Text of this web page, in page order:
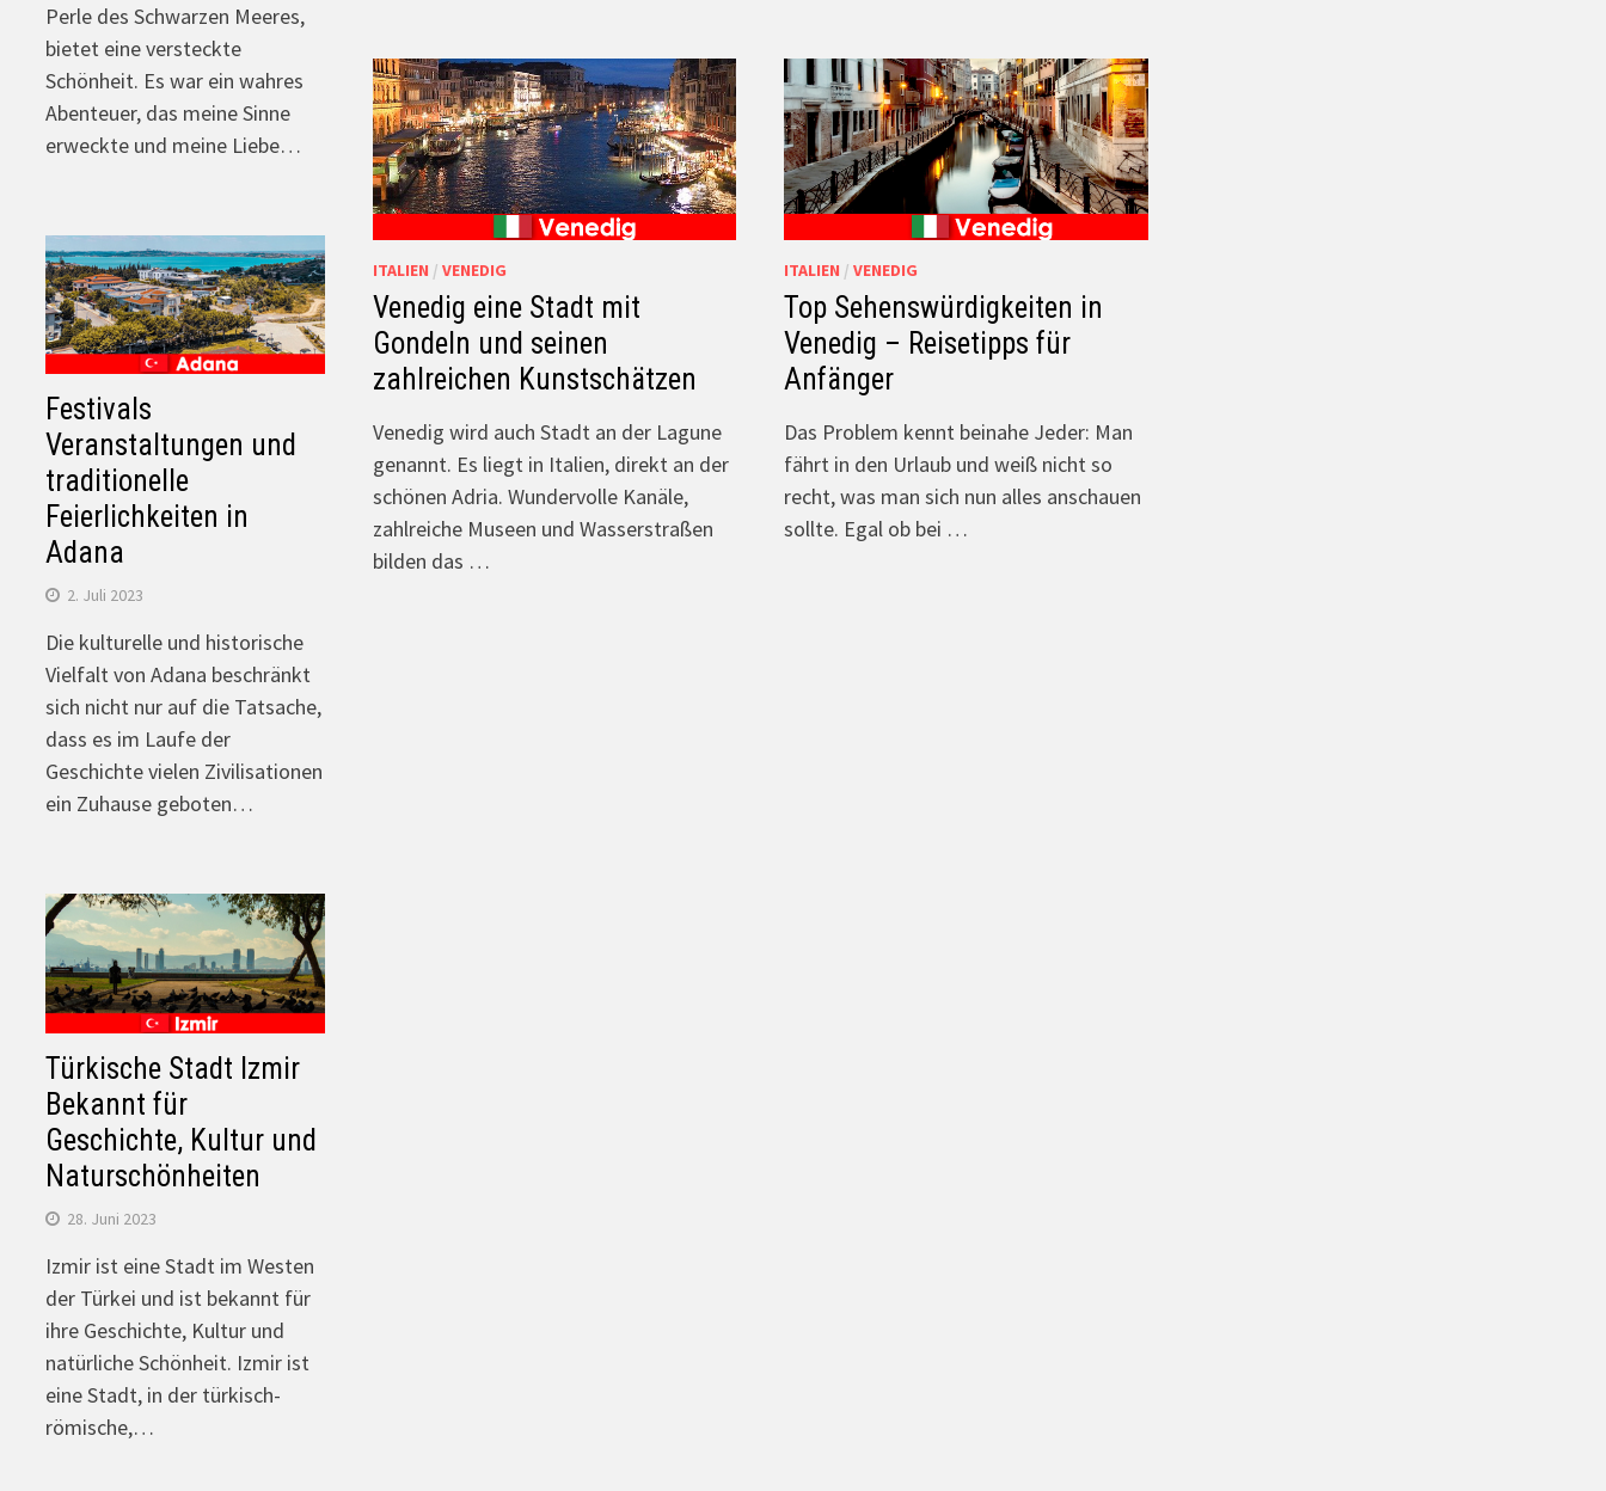
ITALIEN / VENEDIG
Venedig eine Stadt mit
Gondeln und seinen
zahlreichen Kunstschätzen
Venedig wird auch Stadt an der Lagune
genannt. Es liegt in Italien, direkt an der
schönen Adria. Wundervolle Kanäle,
zahlreiche Museen und Wasserstraßen
bilden das …
ITALIEN /VENEDIG
Top Sehenswürdigkeiten in
Venedig – Reisetipps für
Anfänger
Das Problem kennt beinahe Jeder: Man
fährt in den Urlaub und weiß nicht so
recht, was man sich nun alles anschauen
sollte. Egal ob bei …
Perle des Schwarzen Meeres,
bietet eine versteckte
Schönheit. Es war ein wahres
Abenteuer, das meine Sinne
erweckte und meine Liebe…
Festivals
Veranstaltungen und
traditionelle
Feierlichkeiten in
Adana
2. Juli 2023
Die kulturelle und historische
Vielfalt von Adana beschränkt
sich nicht nur auf die Tatsache,
dass es im Laufe der
Geschichte vielen Zivilisationen
ein Zuhause geboten…
Türkische Stadt Izmir
Bekannt für
Geschichte, Kultur und
Naturschönheiten
28. Juni 2023
Izmir ist eine Stadt im Westen
der Türkei und ist bekannt für
ihre Geschichte, Kultur und
natürliche Schönheit. Izmir ist
eine Stadt, in der türkisch-
römische,…